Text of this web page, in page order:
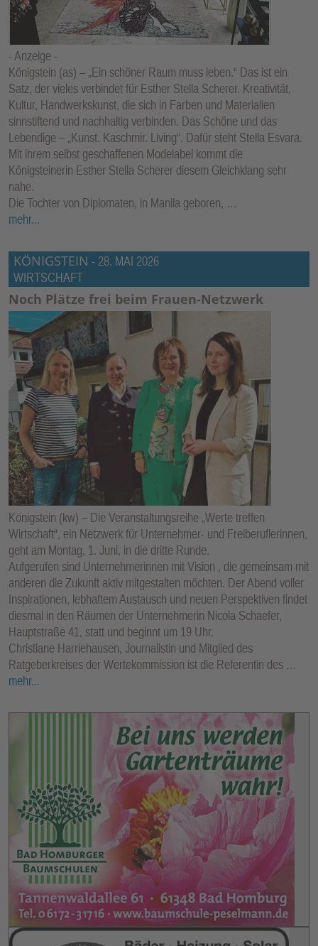
- Anzeige -
Königstein (as) – „Ein schöner Raum muss leben.“ Das ist ein
Satz, der vieles verbindet für Esther Stella Scherer. Kreativität,
Kultur, Handwerkskunst, die sich in Farben und Materialien
sinnstiftend und nachhaltig verbinden. Das Schöne und das
Lebendige – „Kunst. Kaschmir. Living“. Dafür steht Stella Esvara.
Mit ihrem selbst geschaffenen Modelabel kommt die
Königsteinerin Esther Stella Scherer diesem Gleichklang sehr
nahe.
Die Tochter von Diplomaten, in Manila geboren, …
mehr...
KÖNIGSTEIN - 28. MAI 2026
WIRTSCHAFT
Noch Plätze frei beim Frauen-Netzwerk
Königstein (kw) – Die Veranstaltungsreihe „Werte treffen
Wirtschaft“, ein Netzwerk für Unternehmer- und Freiberuflerinnen,
geht am Montag, 1. Juni, in die dritte Runde.
Aufgerufen sind Unternehmerinnen mit Vision , die gemeinsam mit
anderen die Zukunft aktiv mitgestalten möchten. Der Abend voller
Inspirationen, lebhaftem Austausch und neuen Perspektiven findet
diesmal in den Räumen der Unternehmerin Nicola Schaefer,
Hauptstraße 41, statt und beginnt um 19 Uhr.
Christiane Harriehausen, Journalistin und Mitglied des
Ratgeberkreises der Wertekommission ist die Referentin des …
mehr...